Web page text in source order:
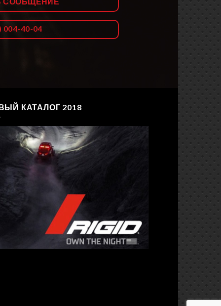
004-40-04
КАТАЛОГ 2018